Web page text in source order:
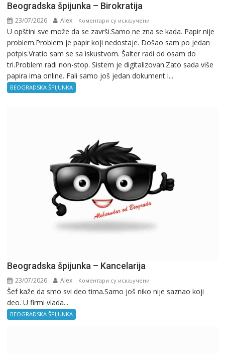
Beogradska špijunka – Birokratija
23/07/2026 Alex Коментари су искључени
Beogradska
špijunka
–
Birokratija
U opštini sve može da se završi.Samo ne zna se kada. Papir nije
problem.Problem je papir koji nedostaje. Došao sam po jedan
potpis.Vratio sam se sa iskustvom. Šalter radi od osam do
tri.Problem radi non-stop. Sistem je digitalizovan.Zato sada više
papira ima online. Fali samo još jedan dokument.I...
BEOGRADSKA ŠPIJUNKA
Beogradska špijunka – Kancelarija
23/07/2026 Alex Коментари су искључени
Beogradska
Šef kaže da smo svi deo tima.Samo još niko nije saznao koji
deo. U firmi vlada...
BEOGRADSKA ŠPIJUNKA